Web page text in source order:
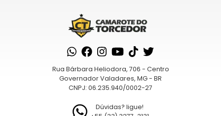
Rua Bárbara Heliodora, 706 - Centro
Governador Valadares, MG - BR
CNPJ: 06.235.940/0002-27
Dúvidas? ligue!